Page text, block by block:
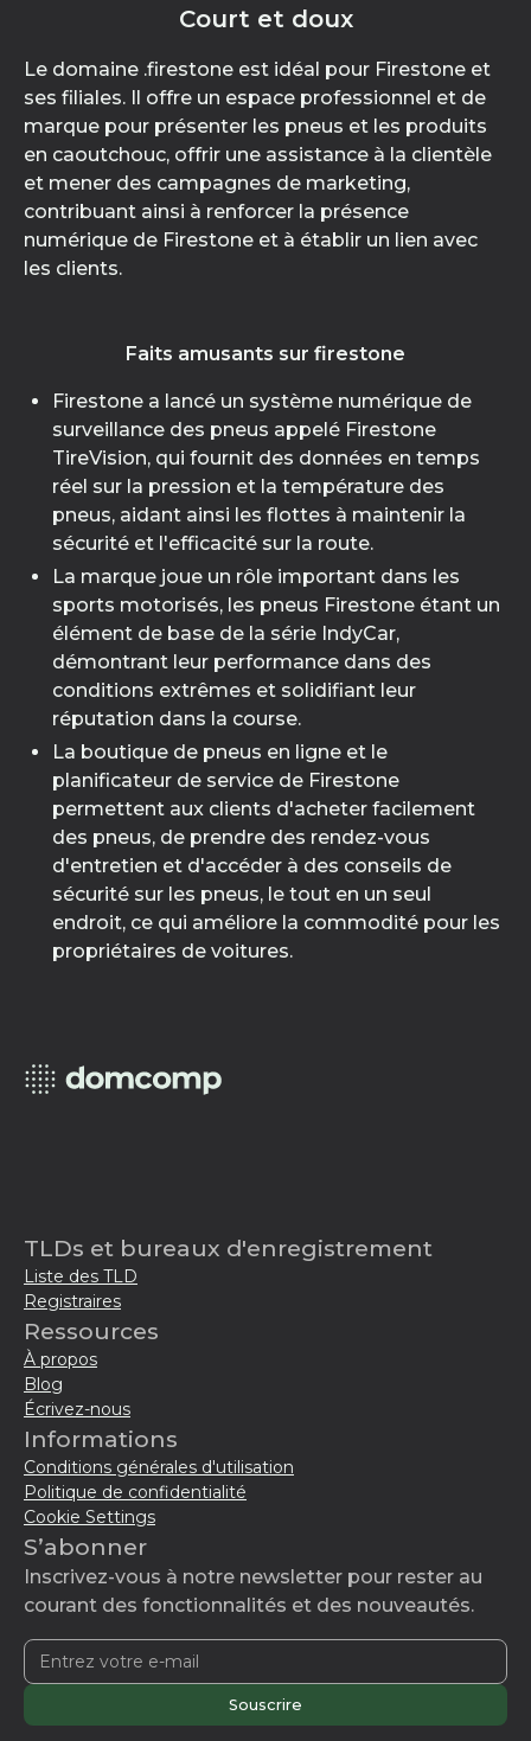
Court et doux
Le domaine .firestone est idéal pour Firestone et
ses filiales. Il offre un espace professionnel et de
marque pour présenter les pneus et les produits
en caoutchouc, offrir une assistance à la clientèle
et mener des campagnes de marketing,
contribuant ainsi à renforcer la présence
numérique de Firestone et à établir un lien avec
les clients.
Faits amusants sur firestone
Firestone a lancé un système numérique de
surveillance des pneus appelé Firestone
TireVision, qui fournit des données en temps
réel sur la pression et la température des
pneus, aidant ainsi les flottes à maintenir la
sécurité et l'efficacité sur la route.
La marque joue un rôle important dans les
sports motorisés, les pneus Firestone étant un
élément de base de la série IndyCar,
démontrant leur performance dans des
conditions extrêmes et solidifiant leur
réputation dans la course.
La boutique de pneus en ligne et le
planificateur de service de Firestone
permettent aux clients d'acheter facilement
des pneus, de prendre des rendez-vous
d'entretien et d'accéder à des conseils de
sécurité sur les pneus, le tout en un seul
endroit, ce qui améliore la commodité pour les
propriétaires de voitures.
TLDs et bureaux d'enregistrement
Liste des TLD
Registraires
Ressources
À propos
Blog
Écrivez-nous
Informations
Conditions générales d'utilisation
Politique de confidentialité
Cookie Settings
S’abonner
Inscrivez-vous à notre newsletter pour rester au
courant des fonctionnalités et des nouveautés.